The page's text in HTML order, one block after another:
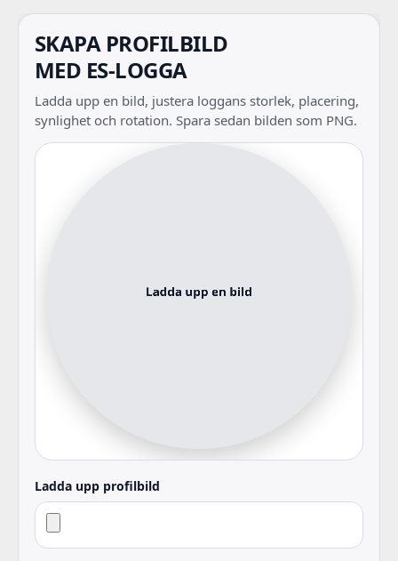
SKAPA PROFILBILD
MED ES-LOGGA
Ladda upp en bild, justera loggans storlek, placering,
synlighet och rotation. Spara sedan bilden som PNG.
Ladda upp profilbild